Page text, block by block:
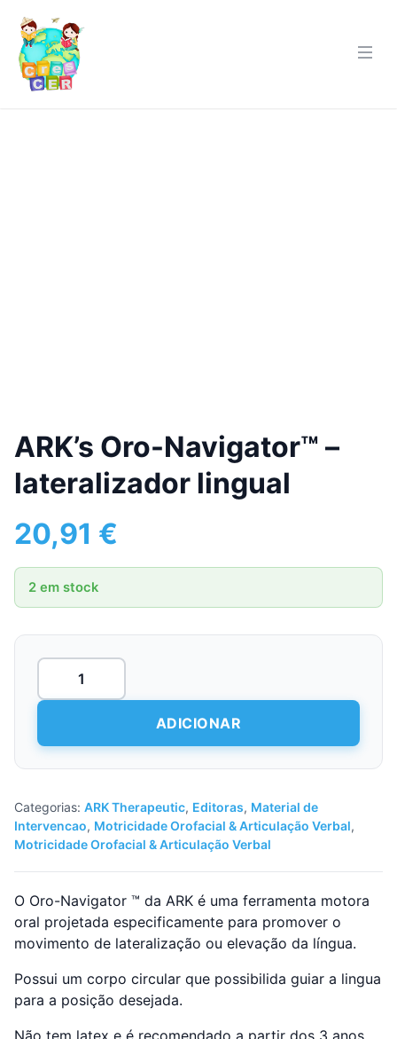
ARK’s Oro-Navigator™ –
lateralizador lingual
20,91 €
2 em stock
Quantidade
ARK's
Navigator™
ADICIONAR
Categorias: ARK Therapeutic, Editoras, Material de
Intervencao, Motricidade Orofacial & Articulação Verbal,
Motricidade Orofacial & Articulação Verbal
O Oro-Navigator ™ da ARK é uma ferramenta motora
oral projetada especificamente para promover o
movimento de lateralização ou elevação da língua.
Possui um corpo circular que possibilida guiar a lingua
para a posição desejada.
Não tem latex e é recomendado a partir dos 3 anos